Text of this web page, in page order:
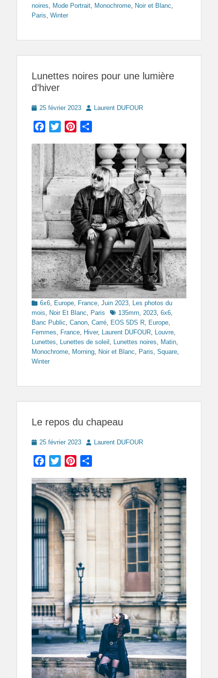
noires, Mode Portrait, Monochrome, Noir et Blanc,
Paris, Winter
Lunettes noires pour une lumière
d’hiver
Posted
25 février 2023 AuthorLaurent DUFOUR
Facebook
TwitterPinterest
Categories
6x6, Europe, France, Juin 2023, Les photos du
mois, Noir Et Blanc, Paris Tags135mm, 2023, 6x6,
Banc Public, Canon, Carré, EOS 5DS R, Europe,
Femmes, France, Hiver, Laurent DUFOUR, Louvre,
Lunettes, Lunettes de soleil , Lunettes noires, Matin,
Monochrome, Morning, Noir et Blanc, Paris, Square,
Winter
Le repos du chapeau
Posted
25 février 2023 AuthorLaurent DUFOUR
Facebook
TwitterPinterest